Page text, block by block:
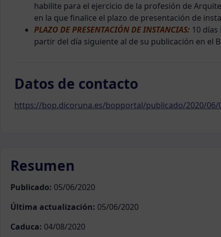
habilite para el ejercicio de la profesión de
en la que finalice el plazo de presentación de
PLAZO DE PRESENTACIÓN DE INSTANCIAS: 10
partir del día siguiente al de su publicación en el
Datos de contacto
https://bop.dicoruna.es/bopportal/publicado/2020/06/
Resumen
Publicado: 05/06/2020
Última actualización: 05/06/2020
Caduca: 04/08/2020